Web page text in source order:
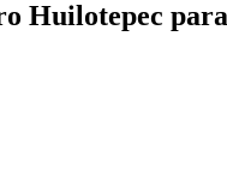
Huilotepec